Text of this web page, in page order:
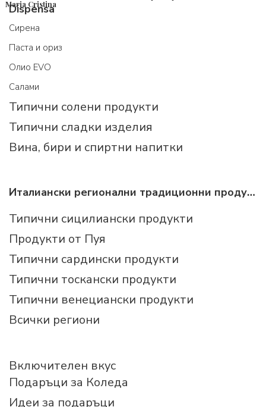
Maria Cristina
Dispensa
Cирена
Паста и ориз
Олио EVO
Салами
Типични солени продукти
Типични сладки изделия
Вина, бири и спиртни напитки
Италиански регионални традиционни продукти
Типични сицилиански продукти
Продукти от Пуя
Типични сардински продукти
Типични тоскански продукти
Типични венециански продукти
Всички региони
Включителен вкус
Подаръци за Коледа
Идеи за подаръци